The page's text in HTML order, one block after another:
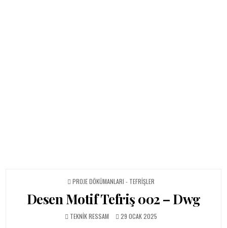
POSTED IN
PROJE DÖKÜMANLARI - TEFRIŞLER
Desen Motif Tefriş 002 – Dwg
AUTHOR:
TEKNIK RESSAM PUBLISHED DATE:
29 OCAK 2025